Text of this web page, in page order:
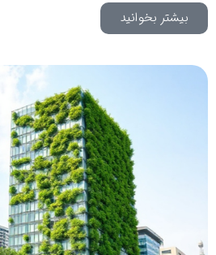
بیشتر بخوانید